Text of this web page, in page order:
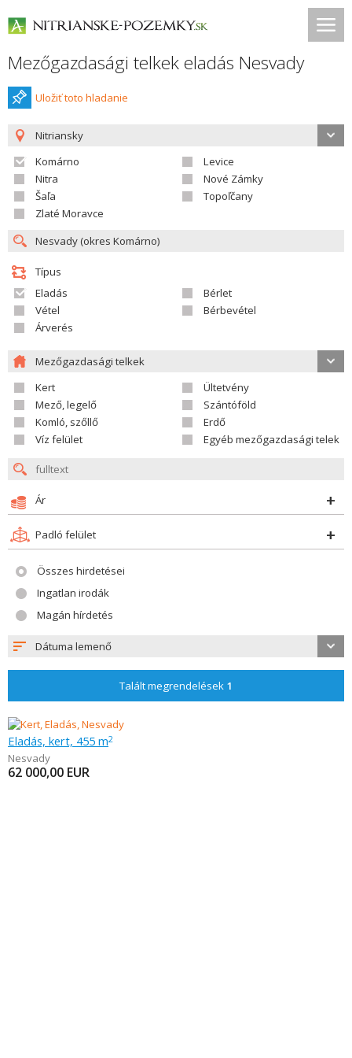
Mezőgazdasági telkek eladás Nesvady
Uložiť toto hladanie
Nitriansky
Komárno
Levice
Nitra
Nové Zámky
Šaľa
Topoľčany
Zlaté Moravce
Típus
Eladás
Bérlet
Vétel
Bérbevétel
Árverés
Mezőgazdasági telkek
Kert
Ültetvény
Mező, legelő
Szántóföld
Komló, szőllő
Erdő
Víz felület
Egyéb mezőgazdasági telek
Ár
Padló felület
Összes hirdetései
Ingatlan irodák
Magán hírdetés
Dátuma lemenő
Talált megrendelések 1
Eladás, kert, 455 m2
Nesvady
62 000,00 EUR